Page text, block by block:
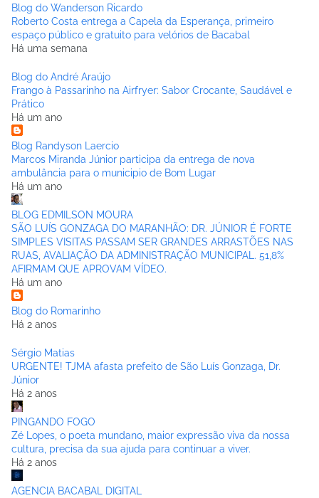
Blog do Wanderson Ricardo
Roberto Costa entrega a Capela da Esperança, primeiro
espaço público e gratuito para velórios de Bacabal
Há uma semana
Blog do André Araújo
Frango à Passarinho na Airfryer: Sabor Crocante, Saudável e
Prático
Há um ano
Blog Randyson Laercio
Marcos Miranda Júnior participa da entrega de nova
ambulância para o municipio de Bom Lugar
Há um ano
BLOG EDMILSON MOURA
SÃO LUÍS GONZAGA DO MARANHÃO: DR. JÚNIOR É FORTE
SIMPLES VISITAS PASSAM SER GRANDES ARRASTÕES NAS
RUAS, AVALIAÇÃO DA ADMINISTRAÇÃO MUNICIPAL. 51,8%
AFIRMAM QUE APROVAM VÍDEO.
Há um ano
Blog do Romarinho
Há 2 anos
Sérgio Matias
URGENTE! TJMA afasta prefeito de São Luís Gonzaga, Dr.
Júnior
Há 2 anos
PINGANDO FOGO
Zé Lopes, o poeta mundano, maior expressão viva da nossa
cultura, precisa da sua ajuda para continuar a viver.
Há 2 anos
AGENCIA BACABAL DIGITAL